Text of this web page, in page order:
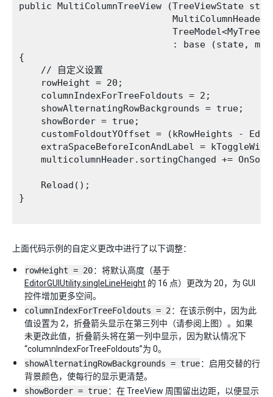
public MultiColumnTreeView (TreeViewState
: base (state,
{
    // 自定义设置
    rowHeight = 20;
    columnIndexForTreeFoldouts = 2;
    showAlternatingRowBackgrounds = true;
    showBorder = true;
customFoldoutYOffset = (kRowHeights -
extraSpaceBeforeIconAndLabel =
multicolumnHeader.sortingChanged +=
    Reload();
}
上面代码示例的自定义更改中进行了以下调整：
rowHeight = 20：将默认高度（基于
EditorGUIUtility.singleLineHeight 的 16 点）更改为 20，为 GUI
控件增加更多空间。
columnIndexForTreeFoldouts = 2：在该示例中，因为此
值设置为 2，折叠箭头显示在第三列中（请参阅上图）。如果
未更改此值，折叠箭头将在第一列中显示，因为默认情况下
“columnIndexForTreeFoldouts”为 0。
showAlternatingRowBackgrounds = true：启用交替的行
背景颜色，使每行的显示更清楚。
showBorder = true：在 TreeView 周围留出边距，以便显示